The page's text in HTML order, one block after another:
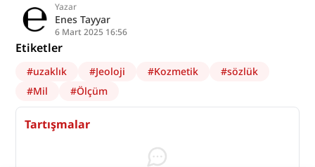
Yazar
Enes Tayyar
6 Mart 2025 16:56
Etiketler
#uzaklık #Jeoloji #Kozmetik #sözlük
#Mil #Ölçüm
Tartışmalar